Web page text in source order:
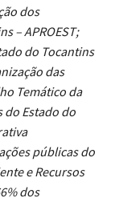
dos
– APROEST;
do Tocantins
das
Temático da
do Estado do
públicas do
e Recursos
dos